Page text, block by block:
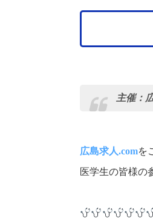
主催：
広島求人.comを
医学生の皆様の